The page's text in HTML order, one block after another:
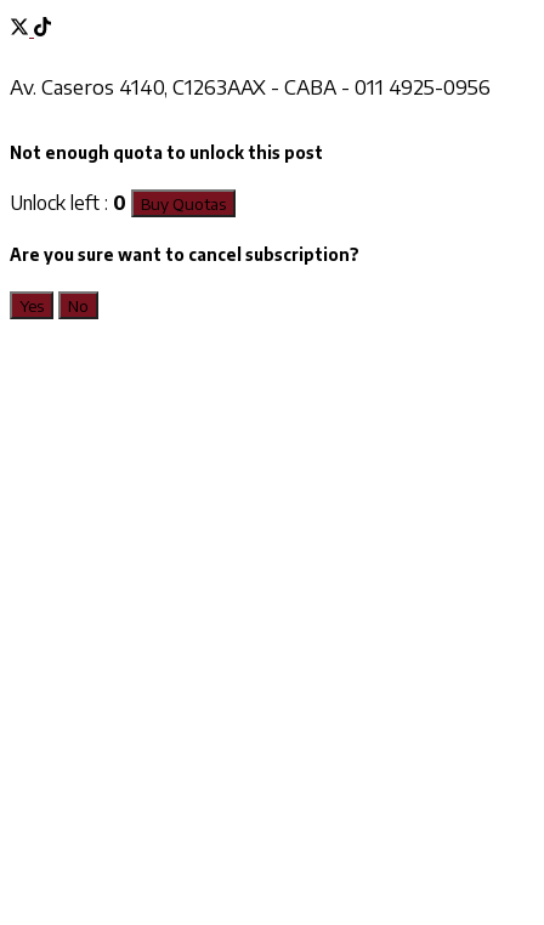
Av. Caseros 4140, C1263AAX - CABA - 011 4925-0956
Not enough quota to unlock this post
Unlock left : 0 Buy Quotas
Are you sure want to cancel subscription?
Yes No